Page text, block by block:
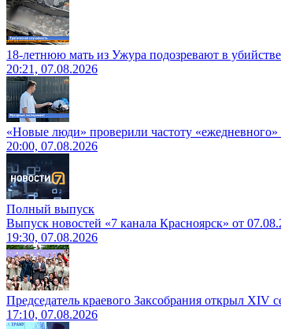
18-летнюю мать из Ужура подозревают в
20:21, 07.08.2026
«Новые люди» проверили частоту «ежедневного»
20:00, 07.08.2026
Полный выпуск
Выпуск новостей «7 канала Красноярск» от
19:30, 07.08.2026
Председатель краевого Заксобрания открыл
17:10, 07.08.2026